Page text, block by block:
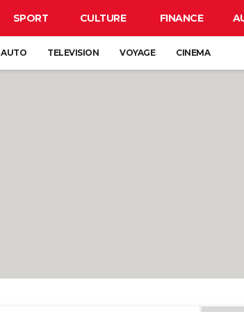
SPORT CULTURE FINANCE
AUTO TELEVISION VOYAGE CINEMA